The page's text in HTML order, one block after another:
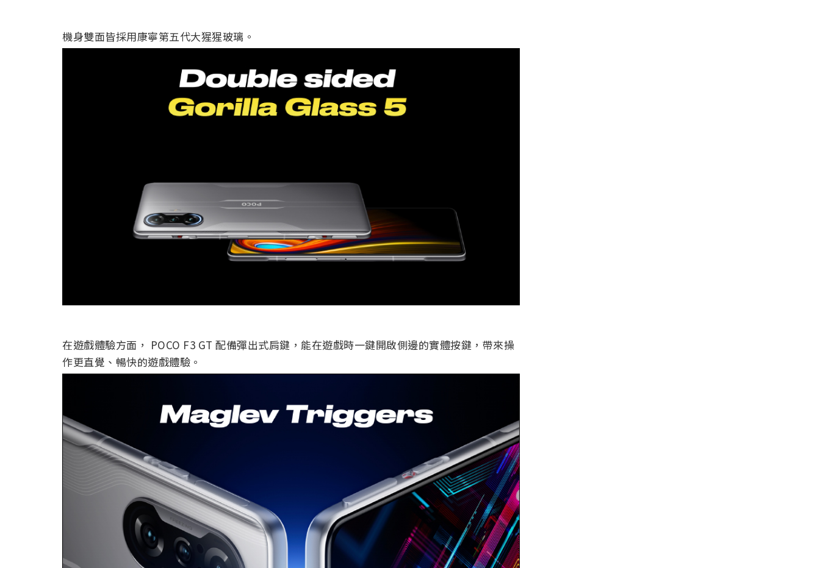
機身雙面皆採用康寧第五代大猩猩玻璃。
在遊戲體驗方面， POCO F3 GT 配備彈出式肩鍵，能在遊戲時一鍵開啟側邊的實體按鍵，帶來操
作更直覺、暢快的遊戲體驗。